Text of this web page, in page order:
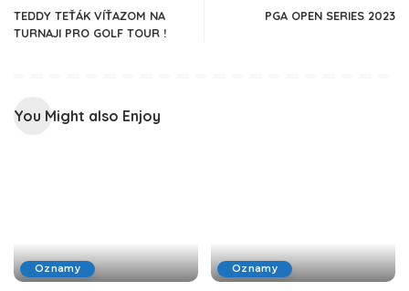
TEDDY TEŤÁK VÍŤAZOM NA
TURNAJI PRO GOLF TOUR !
PGA OPEN SERIES 2023
You Might also Enjoy
Oznamy Oznamy